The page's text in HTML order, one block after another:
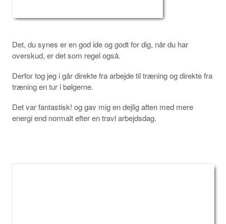
Det, du synes er en god ide og godt for dig, når du har
overskud, er det som regel også.
Derfor tog jeg i går direkte fra arbejde til træning og direkte fra
træning en tur i bølgerne.
Det var fantastisk! og gav mig en dejlig aften med mere
energi end normalt efter en travl arbejdsdag.